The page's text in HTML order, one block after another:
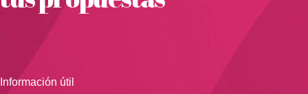
Información útil